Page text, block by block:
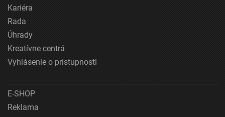
Kariéra
Rada
Úhrady
Kreatívne centrá
Vyhlásenie o prístupnosti
E-SHOP
Reklama